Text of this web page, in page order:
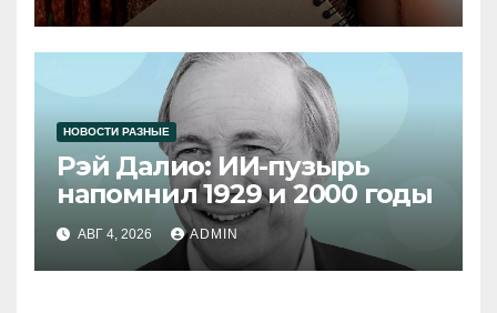
НОВОСТИ РАЗНЫЕ
Рэй Далио: ИИ-пузырь
напомнил 1929 и 2000 годы
АВГ 4, 2026 ADMIN